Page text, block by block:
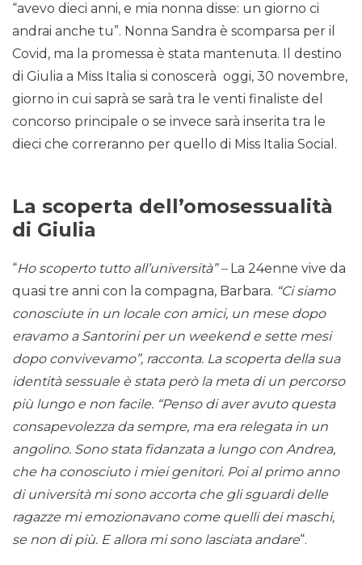
“avevo dieci anni, e mia nonna disse: un giorno ci
andrai anche tu”. Nonna Sandra è scomparsa per il
Covid, ma la promessa è stata mantenuta. Il destino
di Giulia a Miss Italia si conoscerà oggi, 30 novembre,
giorno in cui saprà se sarà tra le venti finaliste del
concorso principale o se invece sarà inserita tra le
dieci che correranno per quello di Miss Italia Social.
La scoperta dell’omosessualità
di Giulia
“Ho scoperto tutto all’università” – La 24enne vive da
quasi tre anni con la compagna, Barbara. “Ci siamo
conosciute in un locale con amici, un mese dopo
eravamo a Santorini per un weekend e sette mesi
dopo convivevamo”, racconta. La scoperta della sua
identità sessuale è stata però la meta di un percorso
più lungo e non facile. “Penso di aver avuto questa
consapevolezza da sempre, ma era relegata in un
angolino. Sono stata fidanzata a lungo con Andrea,
che ha conosciuto i miei genitori. Poi al primo anno
di università mi sono accorta che gli sguardi delle
ragazze mi emozionavano come quelli dei maschi,
se non di più. E allora mi sono lasciata andare“.